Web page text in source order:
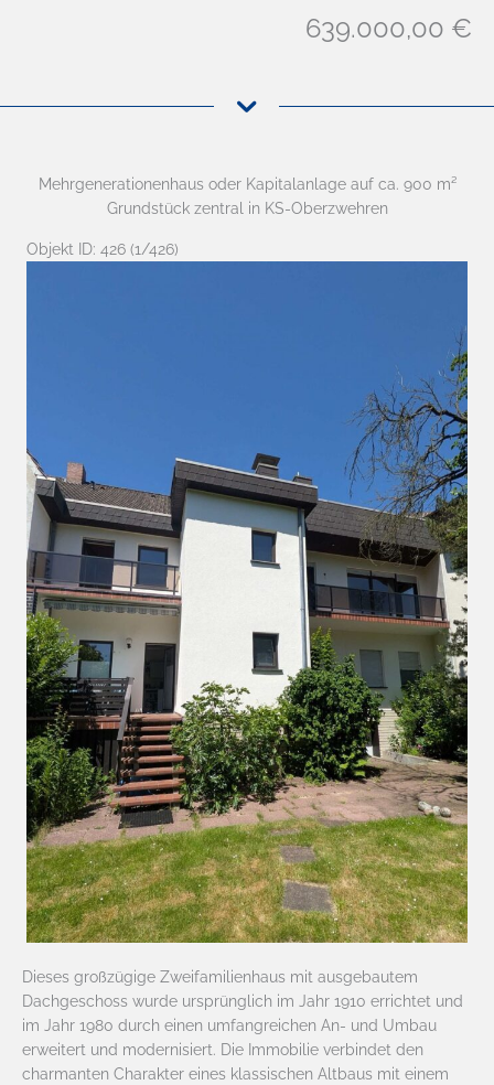
639.000,00 €
Mehrgenerationenhaus oder Kapitalanlage auf ca. 900 m²
Grundstück zentral in KS-Oberzwehren
Objekt ID: 426 (1/426)
Dieses großzügige Zweifamilienhaus mit ausgebautem
Dachgeschoss wurde ursprünglich im Jahr 1910 errichtet und
im Jahr 1980 durch einen umfangreichen An- und Umbau
erweitert und modernisiert. Die Immobilie verbindet den
charmanten Charakter eines klassischen Altbaus mit einem